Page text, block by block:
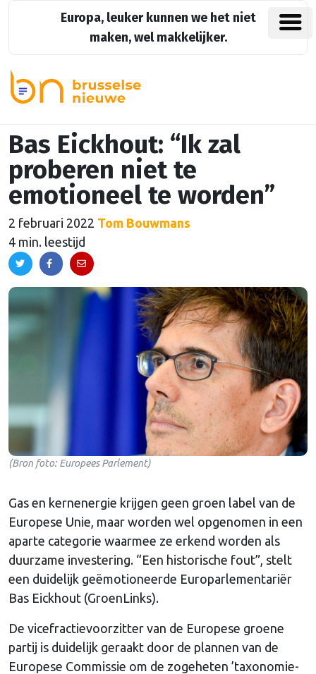
Europa, leuker kunnen we het niet
maken, wel makkelijker.
Bas Eickhout: “Ik zal
proberen niet te
emotioneel te worden”
2 februari 2022 Tom Bouwmans
4 min. leestijd
(Bron foto: Europees Parlement)
Gas en kernenergie krijgen geen groen label van de
Europese Unie, maar worden wel opgenomen in een
aparte categorie waarmee ze erkend worden als
duurzame investering. “Een historische fout”, stelt
een duidelijk geëmotioneerde Europarlementariër
Bas Eickhout (GroenLinks).
De vicefractievoorzitter van de Europese groene
partij is duidelijk geraakt door de plannen van de
Europese Commissie om de zogeheten ’taxonomie-